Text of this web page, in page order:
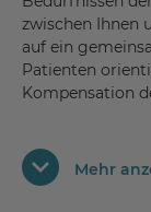
zwischen Ihnen
auf ein
Patienten
Kompensation
Die
fest. Sie wird
Mehr